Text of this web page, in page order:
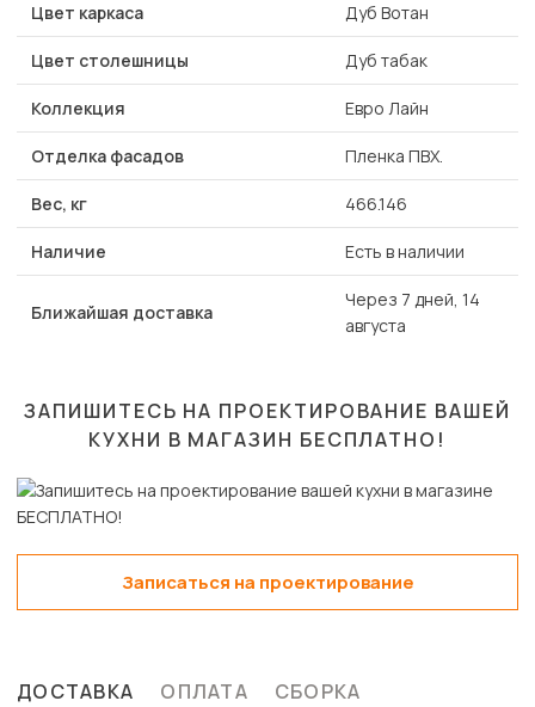
Цвет каркаса Дуб Вотан
Цвет столешницы Дуб табак
Коллекция Евро Лайн
Отделка фасадов Пленка ПВХ.
Вес, кг 466.146
Наличие Есть в наличии
Ближайшая доставка
Через 7 дней, 14
августа
ЗАПИШИТЕСЬ НА ПРОЕКТИРОВАНИЕ ВАШЕЙ
КУХНИ В МАГАЗИН БЕСПЛАТНО!
Записаться на проектирование
ДОСТАВКА ОПЛАТА СБОРКА